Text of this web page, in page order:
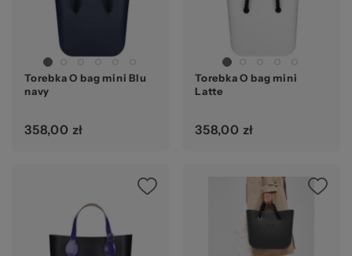
Torebka O bag mini Blu
navy
358,00 zł
Torebka O bag mini
Latte
358,00 zł